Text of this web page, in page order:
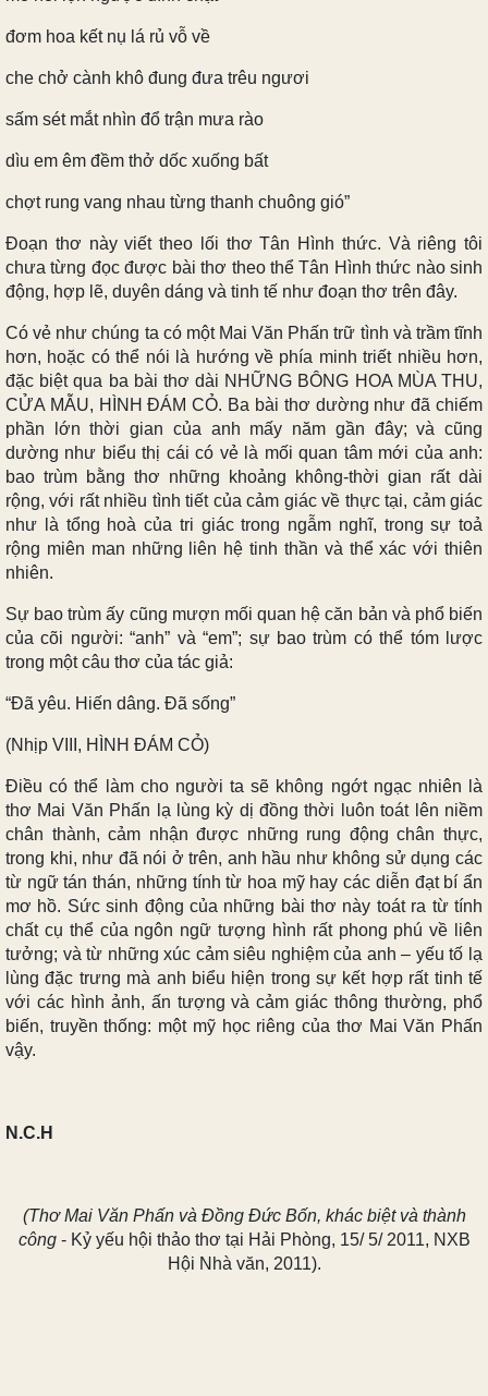
đơm hoa kết nụ lá rủ vỗ về
che chở cành khô đung đưa trêu ngươi
sấm sét mắt nhìn đổ trận mưa rào
dìu em êm đềm thở dốc xuống bất
chợt rung vang nhau từng thanh chuông gió”
Đoạn thơ này viết theo lối thơ Tân Hình thức. Và riêng tôi
chưa từng đọc được bài thơ theo thể Tân Hình thức nào sinh
động, hợp lẽ, duyên dáng và tinh tế như đoạn thơ trên đây.
Có vẻ như chúng ta có một Mai Văn Phấn trữ tình và trầm tĩnh
hơn, hoặc có thể nói là hướng về phía minh triết nhiều hơn,
đặc biệt qua ba bài thơ dài NHỮNG BÔNG HOA MÙA THU,
CỬA MẪU, HÌNH ĐÁM CỎ. Ba bài thơ dường như đã chiếm
phần lớn thời gian của anh mấy năm gần đây; và cũng
dường như biểu thị cái có vẻ là mối quan tâm mới của anh:
bao trùm bằng thơ những khoảng không-thời gian rất dài
rộng, với rất nhiều tình tiết của cảm giác về thực tại, cảm giác
như là tổng hoà của tri giác trong ngẫm nghĩ, trong sự toả
rộng miên man những liên hệ tinh thần và thể xác với thiên
nhiên.
Sự bao trùm ấy cũng mượn mối quan hệ căn bản và phổ biến
của cõi người: “anh” và “em”; sự bao trùm có thể tóm lược
trong một câu thơ của tác giả:
“Đã yêu. Hiến dâng. Đã sống”
(Nhịp VIII, HÌNH ĐÁM CỎ)
Điều có thể làm cho người ta sẽ không ngớt ngạc nhiên là
thơ Mai Văn Phấn lạ lùng kỳ dị đồng thời luôn toát lên niềm
chân thành, cảm nhận được những rung động chân thực,
trong khi, như đã nói ở trên, anh hầu như không sử dụng các
từ ngữ tán thán, những tính từ hoa mỹ hay các diễn đạt bí ẩn
mơ hồ. Sức sinh động của những bài thơ này toát ra từ tính
chất cụ thể của ngôn ngữ tượng hình rất phong phú về liên
tưởng; và từ những xúc cảm siêu nghiệm của anh – yếu tố lạ
lùng đặc trưng mà anh biểu hiện trong sự kết hợp rất tinh tế
với các hình ảnh, ấn tượng và cảm giác thông thường, phổ
biến, truyền thống: một mỹ học riêng của thơ Mai Văn Phấn
vậy.
N.C.H
(Thơ Mai Văn Phấn và Đồng Đức Bốn, khác biệt và thành
công- Kỷ yếu hội thảo thơ tại Hải Phòng, 15/ 5/ 2011, NXB
Hội Nhà văn, 2011).